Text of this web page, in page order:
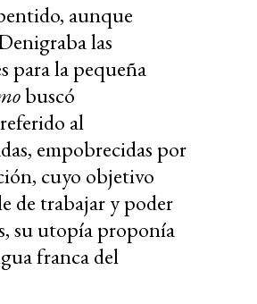
aunque
las
para la pequeña
buscó
al
empobrecidas por
cuyo objetivo
de trabajar y poder
su utopía proponía
franca del